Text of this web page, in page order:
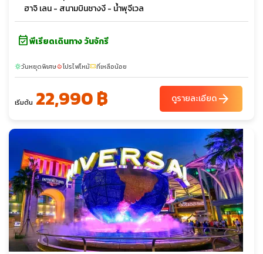
ฮาจิ เลน - สนามบินชางงี - น้ำพุจีเวล
event_availableพีเรียดเดินทาง วันจักรี
sunnyวันหยุดพิเศษlocal_fire_departmentโปรไฟไหม้confirmation_numberที่เหลือน้อย
เริ่มต้น 22,990 ฿ ดูรายละเอียดarrow_forward